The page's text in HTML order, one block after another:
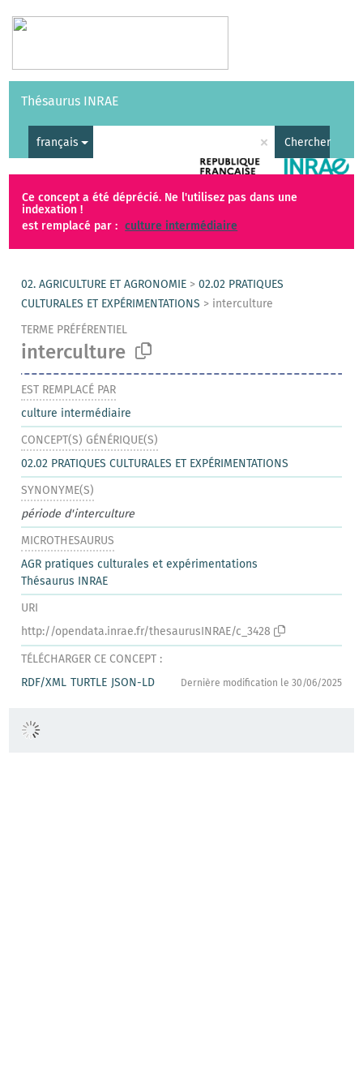
Vocabulaires API
Thésaurus INRAE
français × Chercher
Ce concept a été déprécié. Ne l'utilisez pas dans une
indexation !
est remplacé par : culture intermédiaire
02. AGRICULTURE ET AGRONOMIE >02.02 PRATIQUES
CULTURALES ET EXPÉRIMENTATIONS > interculture
TERME PRÉFÉRENTIEL
interculture
EST REMPLACÉ PAR
culture intermédiaire
CONCEPT(S) GÉNÉRIQUE(S)
02.02 PRATIQUES CULTURALES ET EXPÉRIMENTATIONS
SYNONYME(S)
période d'interculture
MICROTHESAURUS
AGR pratiques culturales et expérimentations
Thésaurus INRAE
URI
http://opendata.inrae.fr/thesaurusINRAE/c_3428
TÉLÉCHARGER CE CONCEPT :
RDF/XML TURTLE JSON-LD Dernière modification le 30/06/2025